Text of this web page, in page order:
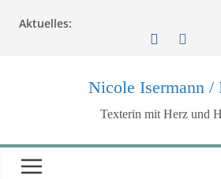
Inhalt
Aktuelles:
Nicole Isermann /
Texterin mit Herz und